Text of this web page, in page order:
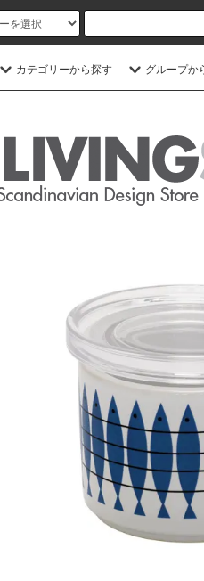
カテゴリーから探す グループか